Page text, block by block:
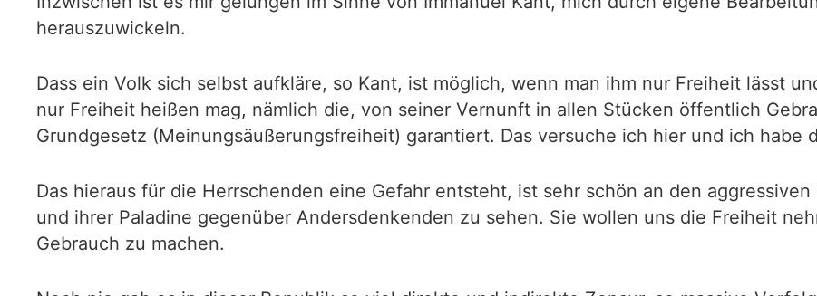
herauszuwickeln.
Dass ein Volk sich selbst aufkläre, so Kant, ist möglich, wenn man ihm nur Freiheit lässt
nur Freiheit heißen mag, nämlich die, von seiner Vernunft in allen Stücken öffentlich
Grundgesetz (Meinungsäußerungsfreiheit) garantiert. Das versuche ich hier und ich habe
Das hieraus für die Herrschenden eine Gefahr entsteht, ist sehr schön an den
und ihrer Paladine gegenüber Andersdenkenden zu sehen. Sie wollen uns die Freiheit
Gebrauch zu machen.